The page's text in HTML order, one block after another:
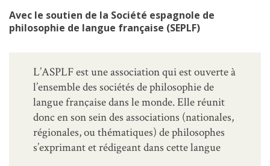
Avec le soutien de la Société espagnole de
philosophie de langue française (SEPLF)
L’ASPLF est une association qui est ouverte à
l’ensemble des sociétés de philosophie de
langue française dans le monde. Elle réunit
donc en son sein des associations (nationales,
régionales, ou thématiques) de philosophes
s’exprimant et rédigeant dans cette langue